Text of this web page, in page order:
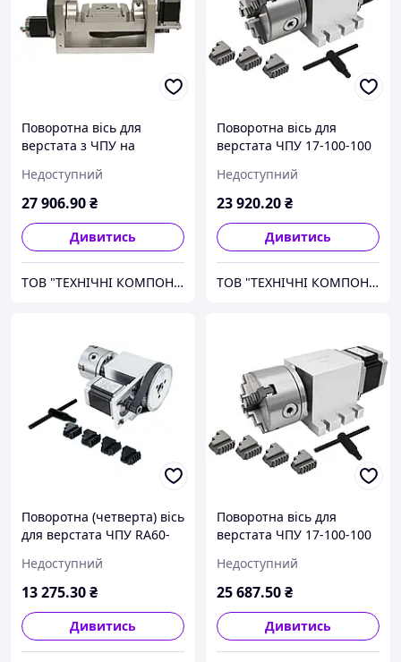
Поворотна вісь для
верстата з ЧПУ на
патрона, редукція 4 - тая
8:1, 5-та 6:1
Недоступний
27 906.90₴
Дивитись
ТОВ "ТЕХНІЧНІ КОМПОНЕНТИ"
Поворотна вісь для
верстата ЧПУ 17-100-100
патроном K11-100,
четверта вісь верстата
Недоступний
23 920.20₴
Дивитись
ТОВ "ТЕХНІЧНІ КОМПОНЕНТИ"
Поворотна (четверта) вісь
для верстата ЧПУ RA60-
трьохкулачковим
патроном на ремінному
Недоступний
13 275.30₴
Дивитись
Поворотна вісь для
верстата ЧПУ 17-100-100
четырехкулачковым
патроном K12-100,
Недоступний
25 687.50₴
Дивитись